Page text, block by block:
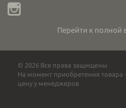
Перейти к полной
© 2026 Все права защищены
На момент приобретения товара
цену у менеджеров